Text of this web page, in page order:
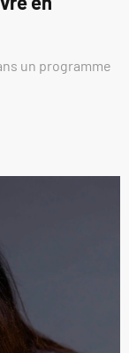
un programme